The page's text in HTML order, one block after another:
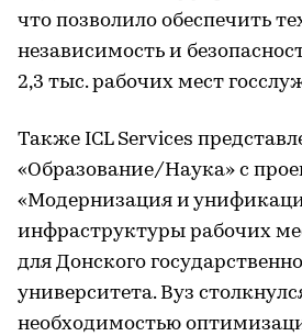
что позволило обеспечить
независимость и
2,3 тыс. рабочих мест
Также ICL Services
«Образование/Наука» с
«Модернизация и
инфраструктуры рабочих
для Донского
университета. Вуз
необходимостью